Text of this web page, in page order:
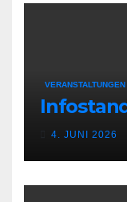
VERANSTALTUNGEN
4. JUNI 2026